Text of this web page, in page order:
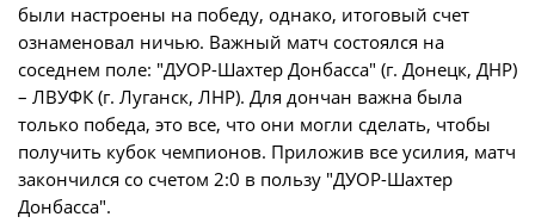
Новости
О турнире
Кубок Объединенного Чемпионата по
футболу "Содружество"
Юрист
Бухгалтерия
Служба безопасности
Пресс-служба
Отдел информационных технологий
были настроены на победу, однако, итоговый счет
ознаменовал ничью. Важный матч состоялся на
соседнем поле: "ДУОР-Шахтер Донбасса" (г. Донецк, ДНР)
– ЛВУФК (г. Луганск, ЛНР). Для дончан важна была
только победа, это все, что они могли сделать, чтобы
получить кубок чемпионов. Приложив все усилия, матч
закончился со счетом 2:0 в пользу "ДУОР-Шахтер
Донбасса".